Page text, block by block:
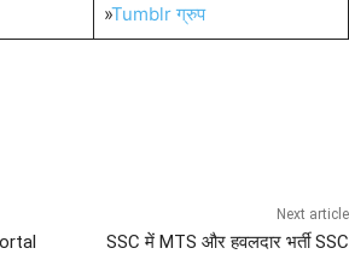
»Tumblr ग्रुप
Next article
SSC में MTS और हवलदार भर्ती SSC